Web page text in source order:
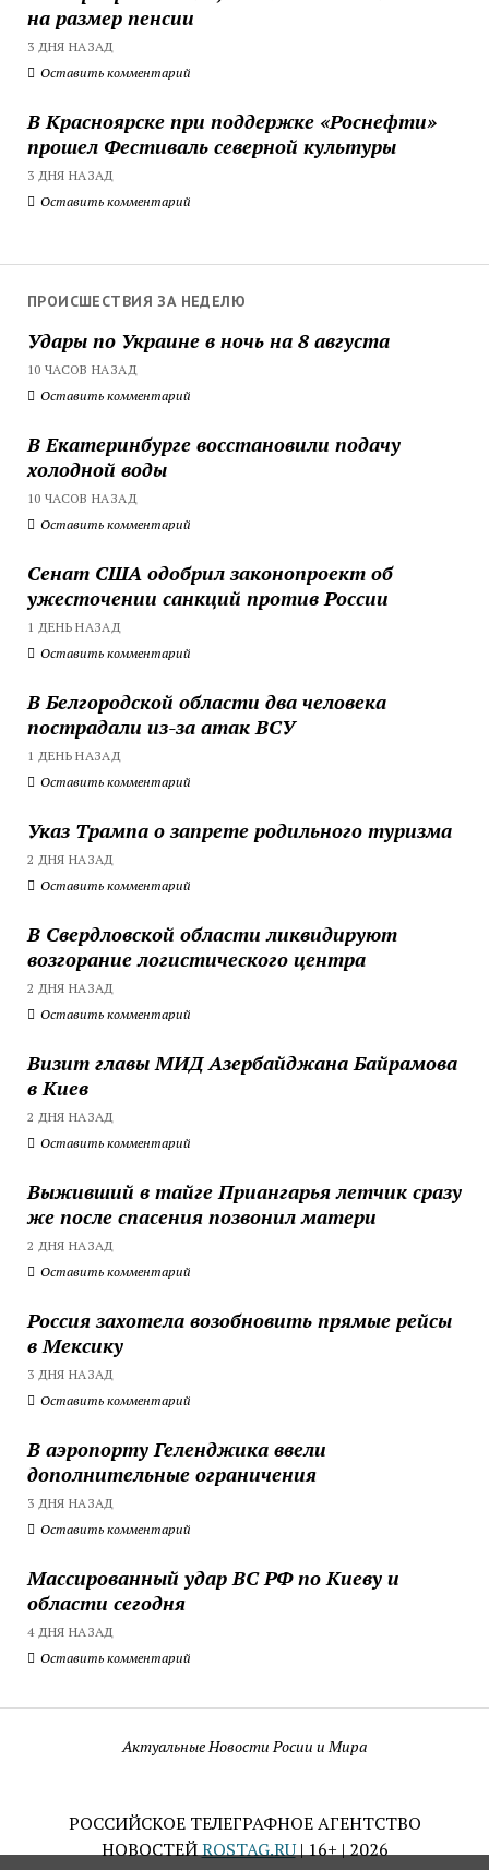
на размер пенсии
3 ДНЯ НАЗАД
Оставить комментарий
В Красноярске при поддержке «Роснефти»
прошел Фестиваль северной культуры
3 ДНЯ НАЗАД
Оставить комментарий
ПРОИСШЕСТВИЯ ЗА НЕДЕЛЮ
Удары по Украине в ночь на 8 августа
10 ЧАСОВ НАЗАД
Оставить комментарий
В Екатеринбурге восстановили подачу
холодной воды
10 ЧАСОВ НАЗАД
Оставить комментарий
Сенат США одобрил законопроект об
ужесточении санкций против России
1 ДЕНЬ НАЗАД
Оставить комментарий
В Белгородской области два человека
пострадали из-за атак ВСУ
1 ДЕНЬ НАЗАД
Оставить комментарий
Указ Трампа о запрете родильного туризма
2 ДНЯ НАЗАД
Оставить комментарий
В Свердловской области ликвидируют
возгорание логистического центра
2 ДНЯ НАЗАД
Оставить комментарий
Визит главы МИД Азербайджана Байрамова
в Киев
2 ДНЯ НАЗАД
Оставить комментарий
Выживший в тайге Приангарья летчик сразу
же после спасения позвонил матери
2 ДНЯ НАЗАД
Оставить комментарий
Россия захотела возобновить прямые рейсы
в Мексику
3 ДНЯ НАЗАД
Оставить комментарий
В аэропорту Геленджика ввели
дополнительные ограничения
3 ДНЯ НАЗАД
Оставить комментарий
Массированный удар ВС РФ по Киеву и
области сегодня
4 ДНЯ НАЗАД
Оставить комментарий
Актуальные Новости Росии и Мира
РОССИЙСКОЕ ТЕЛЕГРАФНОЕ АГЕНТСТВО
НОВОСТЕЙROSTAG.RU| 16+ | 2026